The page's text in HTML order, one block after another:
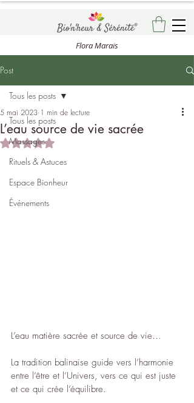
Flora Marais
Post
Tous les posts
Massages
Rituels & Astuces
Espace Bionheur
Événements
Tous les posts
L’eau source de vie sacrée
5 mai 2023 1 min de lecture
Noté NaN étoiles sur 5.
L’eau matière sacrée et source de vie…
La tradition balinaise guide vers l’harmonie
entre l’être et l’Univers, vers ce qui est juste
et ce qui crée l’équilibre.